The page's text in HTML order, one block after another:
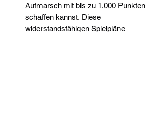
Aufmarsch mit bis zu 1.000 Punkten
schaffen kannst. Diese
widerstandsfähigen Spielpläne